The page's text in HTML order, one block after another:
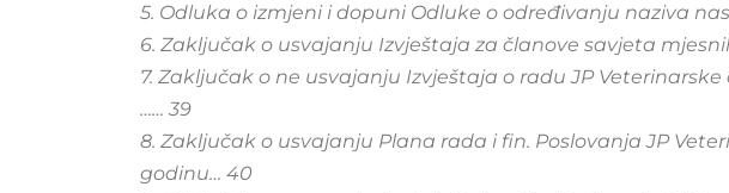
5. Odluka o izmjeni i dopuni Odluke o određivanju naziva
6. Zaključak o usvajanju Izvještaja za članove savjeta
7. Zaključak o ne usvajanju Izvještaja o radu JP
…… 39
8. Zaključak o usvajanju Plana rada i fin. Poslovanja JP
godinu… 40